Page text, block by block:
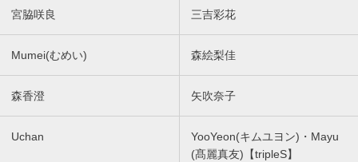
宮脇咲良 三吉彩花
Mumei(むめい) 森絵梨佳
森香澄 矢吹奈子
Uchan
YooYeon(キムユヨン)・Mayu
(髙麗真友)【tripleS】